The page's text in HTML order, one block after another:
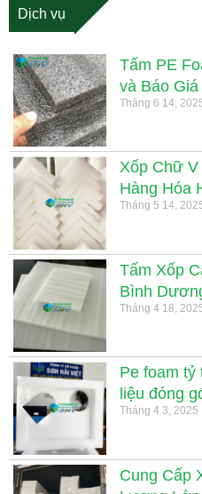
Dịch vụ
Tấm PE
và Báo Giá
Tháng 6 14,
Xốp Chữ V
Hàng Hóa
Tháng 5 14,
Tấm Xốp
Bình
Tháng 4 18,
Pe foam tỷ
liệu đóng
Tháng 4 3, 2025
Cung Cấp